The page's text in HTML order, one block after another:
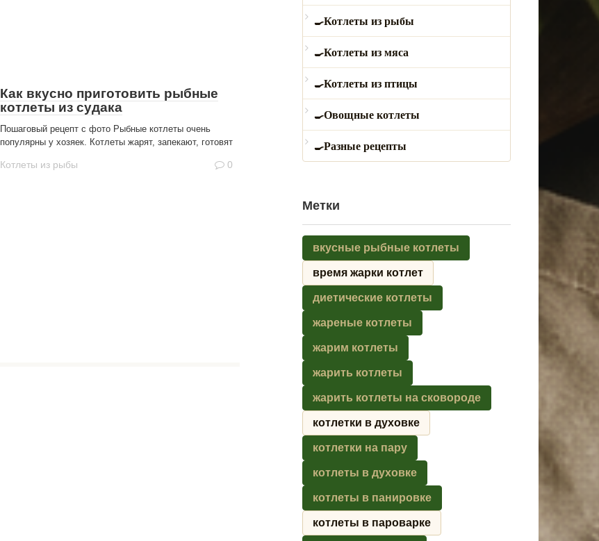
Как вкусно приготовить рыбные
котлеты из судака
Пошаговый рецепт с фото Рыбные котлеты очень
популярны у хозяек. Котлеты жарят, запекают, готовят
Котлеты из рыбы 0
Котлеты из рыбы
Котлеты из мяса
Котлеты из птицы
Овощные котлеты
Разные рецепты
Метки
вкусные рыбные котлеты
время жарки котлет
диетические котлеты
жареные котлеты
жарим котлеты
жарить котлеты
жарить котлеты на сковороде
котлетки в духовке
котлетки на пару
котлеты в духовке
котлеты в панировке
котлеты в пароварке